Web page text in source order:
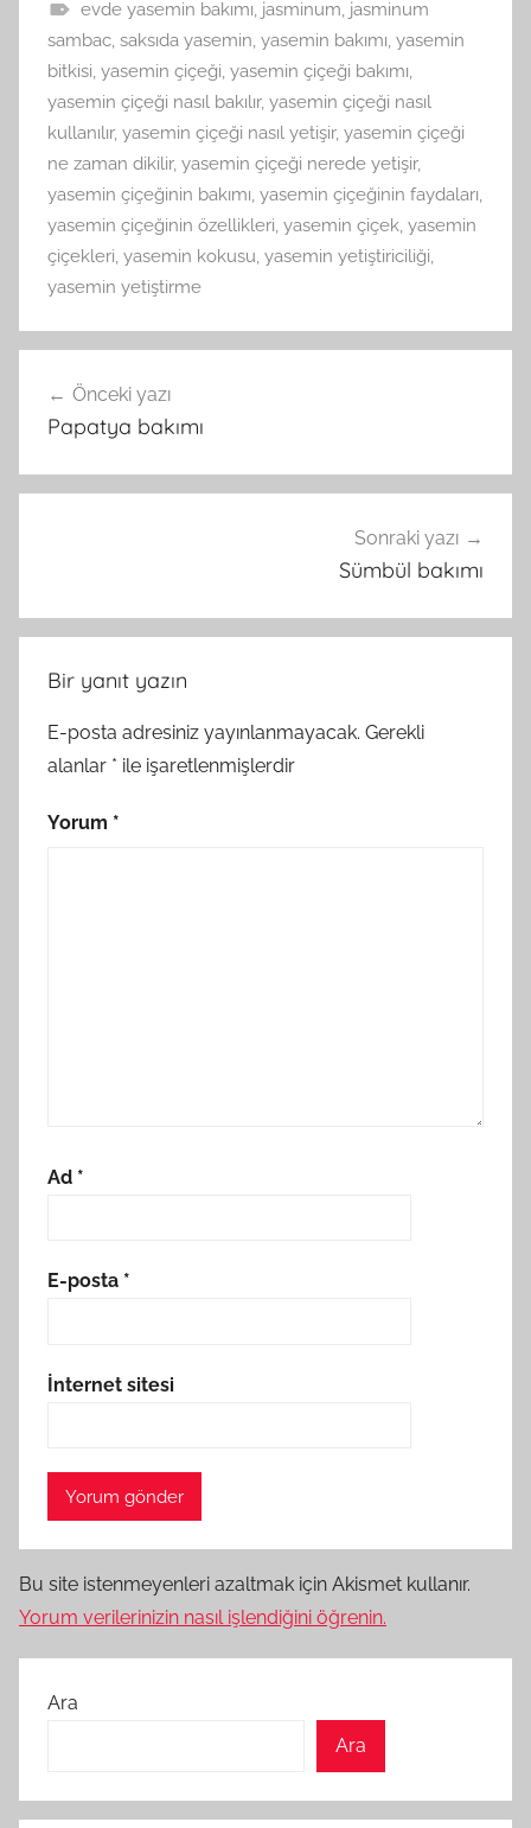
evde yasemin bakımı, jasminum, jasminum
sambac, saksıda yasemin, yasemin bakımı, yasemin
bitkisi, yasemin çiçeği, yasemin çiçeği bakımı,
yasemin çiçeği nasıl bakılır, yasemin çiçeği nasıl
kullanılır, yasemin çiçeği nasıl yetişir, yasemin çiçeği
ne zaman dikilir, yasemin çiçeği nerede yetişir,
yasemin çiçeğinin bakımı, yasemin çiçeğinin faydaları,
yasemin çiçeğinin özellikleri, yasemin çiçek, yasemin
çiçekleri, yasemin kokusu, yasemin yetiştiriciliği,
yasemin yetiştirme
gezinmesi
Önceki yazı
Papatya bakımı
Sonraki yazı
Sümbül bakımı
Bir yanıt yazın
E-posta adresiniz yayınlanmayacak. Gerekli
alanlar * ile işaretlenmişlerdir
Yorum *
Ad *
E-posta *
İnternet sitesi
Bu site istenmeyenleri azaltmak için Akismet kullanır.
Yorum verilerinizin nasıl işlendiğini öğrenin.
Ara
Ara